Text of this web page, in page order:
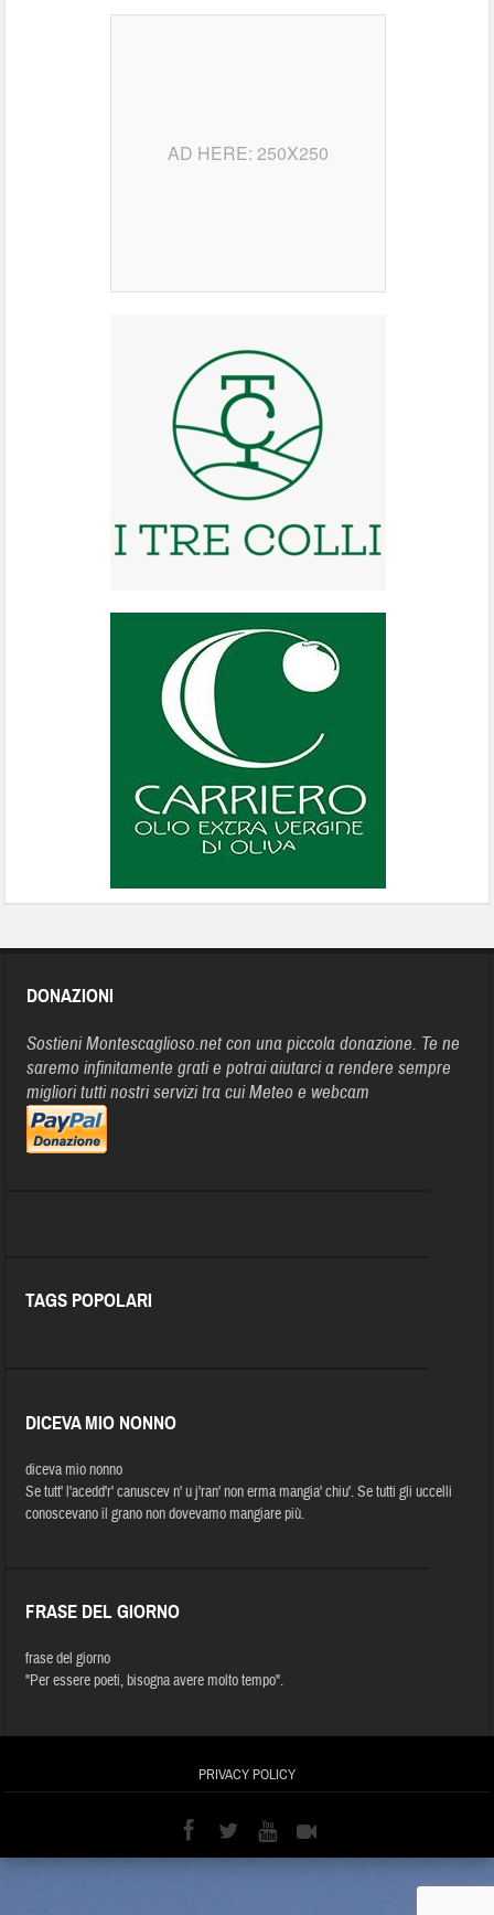
AD HERE: 250X250
DONAZIONI
Sostieni Montescaglioso.net con una piccola donazione. Te ne
saremo infinitamente grati e potrai aiutarci a rendere sempre
migliori tutti nostri servizi tra cui Meteo e webcam
TAGS POPOLARI
DICEVA MIO NONNO
diceva mio nonno
Se tutt' l'acedd'r' canuscev n' u j'ran' non erma mangia' chiu'. Se tutti gli uccelli
conoscevano il grano non dovevamo mangiare più.
FRASE DEL GIORNO
frase del giorno
"Per essere poeti, bisogna avere molto tempo".
PRIVACY POLICY